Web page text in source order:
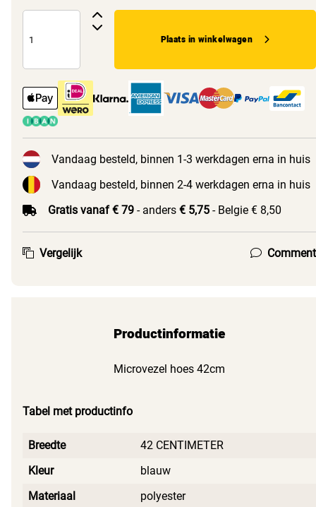
Plaats in winkelwagen
Vandaag besteld, binnen 1-3 werkdagen erna in huis
Vandaag besteld, binnen 2-4 werkdagen erna in huis
Gratis vanaf € 79 - anders € 5,75 - Belgie € 8,50
Vergelijk Comment
Productinformatie
Microvezel hoes 42cm
Tabel met productinfo
Breedte
42 CENTIMETER
Kleur
blauw
Materiaal
polyester